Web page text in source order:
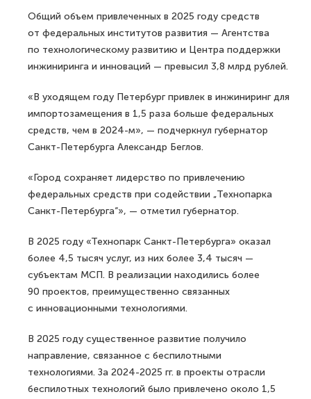
Общий объем привлеченных в 2025 году средств
от федеральных институтов развития — Агентства
по технологическому развитию и Центра поддержки
инжиниринга и инноваций — превысил 3,8 млрд рублей.
«В уходящем году Петербург привлек в инжиниринг для
импортозамещения в 1,5 раза больше федеральных
средств, чем в 2024-м», — подчеркнул губернатор
Санкт-Петербурга Александр Беглов.
«Город сохраняет лидерство по привлечению
федеральных средств при содействии „Технопарка
Санкт-Петербурга“», — отметил губернатор.
В 2025 году «Технопарк Санкт-Петербурга» оказал
более 4,5 тысяч услуг, из них более 3,4 тысяч —
субъектам МСП. В реализации находились более
90 проектов, преимущественно связанных
с инновационными технологиями.
В 2025 году существенное развитие получило
направление, связанное с беспилотными
технологиями. За 2024-2025 гг. в проекты отрасли
беспилотных технологий было привлечено около 1,5